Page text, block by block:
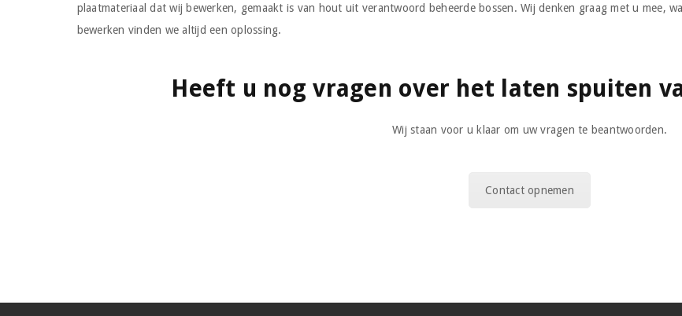
plaatmateriaal dat wij bewerken, gemaakt is van hout uit verantwoord beheerde bossen. Wij denken graag met u mee,
bewerken vinden we altijd een oplossing.
Heeft u nog vragen over het laten spuiten
Wij staan voor u klaar om uw vragen te beantwoorden.
Contact opnemen